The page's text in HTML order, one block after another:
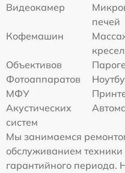
Видеокамер
печей
Кофемашин
кресел
Объективов
Фотоаппаратов
МФУ
Акустических
систем
Мы занимаемся
обслуживанием техники
гарантийного периода.